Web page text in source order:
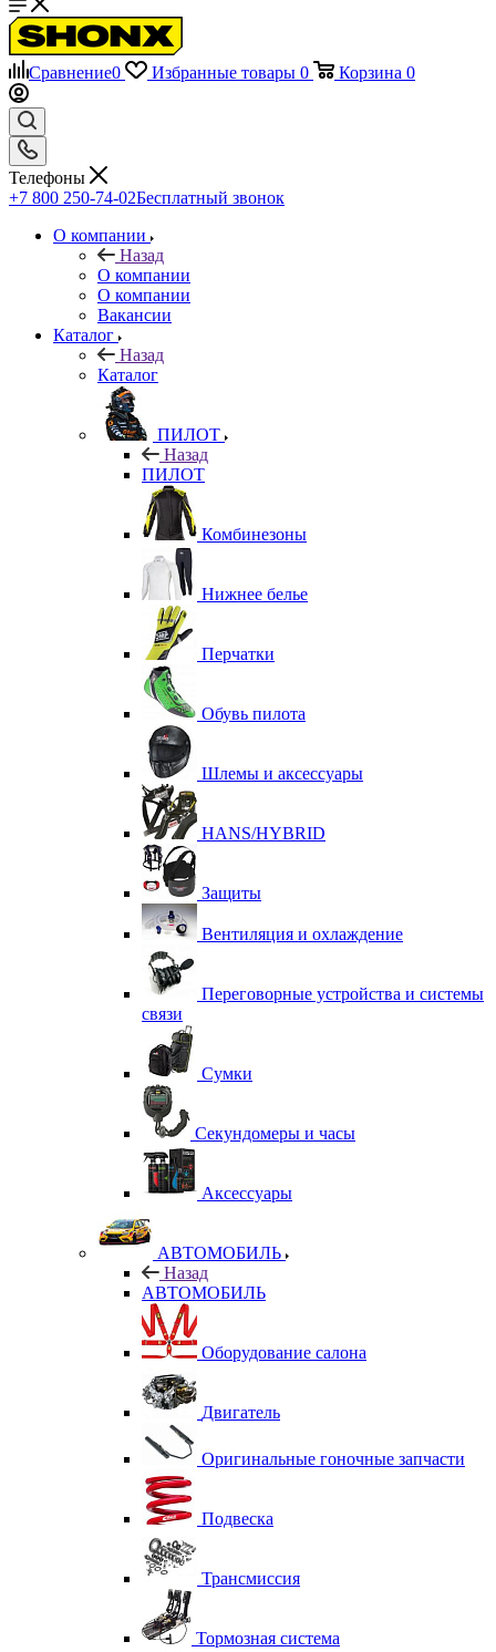
Сравнение0 Избранные товары 0 Корзина 0
Телефоны
+7 800 250-74-02Бесплатный звонок
О компании
Назад
О компании
О компании
Вакансии
Каталог
Назад
Каталог
ПИЛОТ
Назад
ПИЛОТ
Комбинезоны
Нижнее белье
Перчатки
Обувь пилота
Шлемы и аксессуары
HANS/HYBRID
Защиты
Вентиляция и охлаждение
Переговорные устройства и системы
связи
Сумки
Секундомеры и часы
Аксессуары
АВТОМОБИЛЬ
Назад
АВТОМОБИЛЬ
Оборудование салона
Двигатель
Оригинальные гоночные запчасти
Подвеска
Трансмиссия
Тормозная система